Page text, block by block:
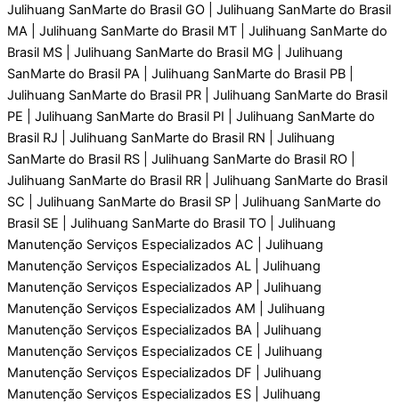
Julihuang SanMarte do Brasil GO | Julihuang SanMarte do Brasil
MA | Julihuang SanMarte do Brasil MT | Julihuang SanMarte do
Brasil MS | Julihuang SanMarte do Brasil MG | Julihuang
SanMarte do Brasil PA | Julihuang SanMarte do Brasil PB |
Julihuang SanMarte do Brasil PR | Julihuang SanMarte do Brasil
PE | Julihuang SanMarte do Brasil PI | Julihuang SanMarte do
Brasil RJ | Julihuang SanMarte do Brasil RN | Julihuang
SanMarte do Brasil RS | Julihuang SanMarte do Brasil RO |
Julihuang SanMarte do Brasil RR | Julihuang SanMarte do Brasil
SC | Julihuang SanMarte do Brasil SP | Julihuang SanMarte do
Brasil SE | Julihuang SanMarte do Brasil TO | Julihuang
Manutenção Serviços Especializados AC | Julihuang
Manutenção Serviços Especializados AL | Julihuang
Manutenção Serviços Especializados AP | Julihuang
Manutenção Serviços Especializados AM | Julihuang
Manutenção Serviços Especializados BA | Julihuang
Manutenção Serviços Especializados CE | Julihuang
Manutenção Serviços Especializados DF | Julihuang
Manutenção Serviços Especializados ES | Julihuang